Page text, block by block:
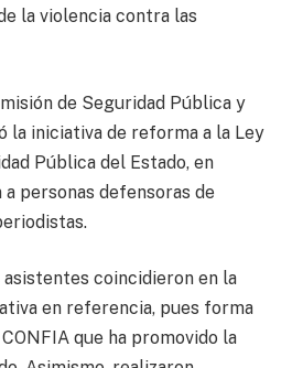
la violencia contra las
de Seguridad Pública y
la iniciativa de reforma a la Ley
Pública del Estado, en
personas defensoras de
asistentes coincidieron en la
en referencia, pues forma
que ha promovido la